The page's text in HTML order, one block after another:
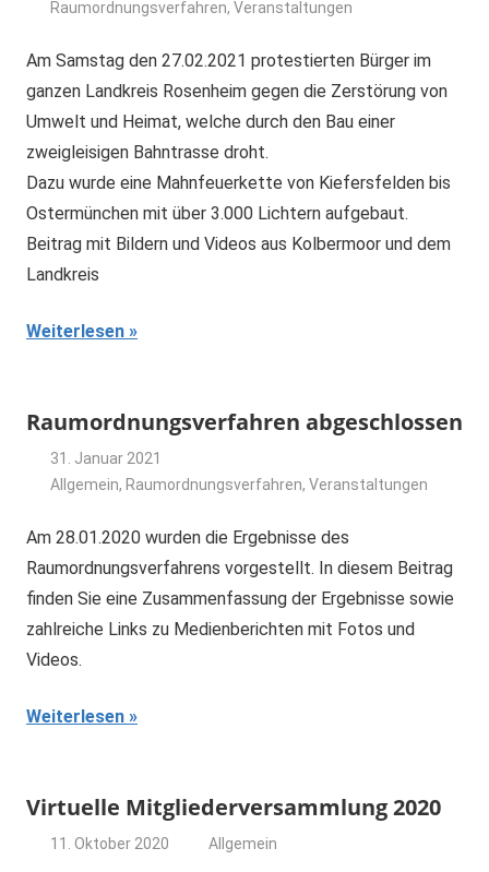
dominik
Raumordnungsverfahren,Veranstaltungen
Am Samstag den 27.02.2021 protestierten Bürger im
ganzen Landkreis Rosenheim gegen die Zerstörung von
Umwelt und Heimat, welche durch den Bau einer
zweigleisigen Bahntrasse droht.
Dazu wurde eine Mahnfeuerkette von Kiefersfelden bis
Ostermünchen mit über 3.000 Lichtern aufgebaut.
Beitrag mit Bildern und Videos aus Kolbermoor und dem
Landkreis
Weiterlesen
Raumordnungsverfahren abgeschlossen
31. Januar 2021
dominik
Allgemein, Raumordnungsverfahren,Veranstaltungen
Am 28.01.2020 wurden die Ergebnisse des
Raumordnungsverfahrens vorgestellt. In diesem Beitrag
finden Sie eine Zusammenfassung der Ergebnisse sowie
zahlreiche Links zu Medienberichten mit Fotos und
Videos.
Weiterlesen
Virtuelle Mitgliederversammlung 2020
11. Oktober 2020
Allgemein